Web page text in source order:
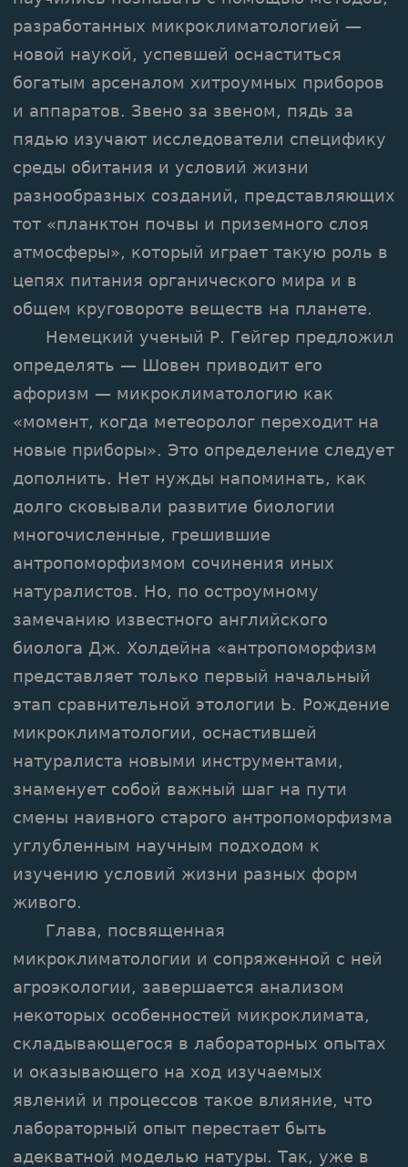
разработанных микроклиматологией —
новой наукой, успевшей оснаститься
богатым арсеналом хитроумных приборов
и аппаратов. Звено за звеном, пядь за
пядью изучают исследователи специфику
среды обитания и условий жизни
разнообразных созданий, представляющих
тот «планктон почвы и приземного слоя
атмосферы», который играет такую роль в
цепях питания органического мира и в
общем круговороте веществ на планете.
Немецкий ученый Р. Гейгер предложил
определять — Шовен приводит его
афоризм — микроклиматологию как
«момент, когда метеоролог переходит на
новые приборы». Это определение следует
дополнить. Нет нужды напоминать, как
долго сковывали развитие биологии
многочисленные, грешившие
антропоморфизмом сочинения иных
натуралистов. Но, по остроумному
замечанию известного английского
биолога Дж. Холдейна «антропоморфизм
представляет только первый начальный
этап сравнительной этологии Ь. Рождение
микроклиматологии, оснастившей
натуралиста новыми инструментами,
знаменует собой важный шаг на пути
смены наивного старого антропоморфизма
углубленным научным подходом к
изучению условий жизни разных форм
живого.
Глава, посвященная
микроклиматологии и сопряженной с ней
агроэкологии, завершается анализом
некоторых особенностей микроклимата,
складывающегося в лабораторных опытах
и оказывающего на ход изучаемых
явлений и процессов такое влияние, что
лабораторный опыт перестает быть
адекватной моделью натуры. Так, уже в